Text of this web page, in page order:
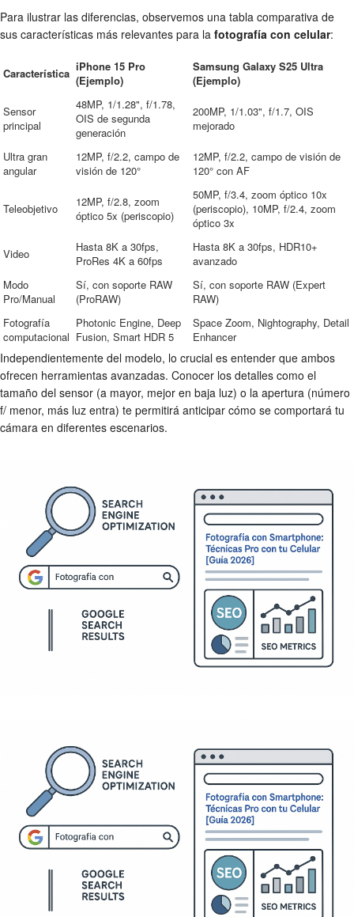
Para ilustrar las diferencias, observemos una tabla comparativa de
sus características más relevantes para la fotografía con celular:
Característica iPhone 15 Pro
(Ejemplo)
Samsung Galaxy S25 Ultra
(Ejemplo)
Sensor
principal
48MP, 1/1.28", f/1.78,
OIS de segunda
generación
200MP, 1/1.03", f/1.7, OIS
mejorado
Ultra gran
angular
12MP, f/2.2, campo de
visión de 120°
12MP, f/2.2, campo de visión de
120° con AF
Teleobjetivo
12MP, f/2.8, zoom
óptico 5x (periscopio)
50MP, f/3.4, zoom óptico 10x
(periscopio), 10MP, f/2.4, zoom
óptico 3x
Video
Hasta 8K a 30fps,
ProRes 4K a 60fps
Hasta 8K a 30fps, HDR10+
avanzado
Modo
Pro/Manual
Sí, con soporte RAW
(ProRAW)
Sí, con soporte RAW (Expert
RAW)
Fotografía
computacional
Photonic Engine, Deep
Fusion, Smart HDR 5
Space Zoom, Nightography, Detail
Enhancer
Independientemente del modelo, lo crucial es entender que ambos
ofrecen herramientas avanzadas. Conocer los detalles como el
tamaño del sensor (a mayor, mejor en baja luz) o la apertura (número
f/ menor, más luz entra) te permitirá anticipar cómo se comportará tu
cámara en diferentes escenarios.